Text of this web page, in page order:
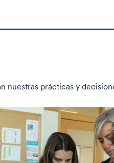
nuestras prácticas y